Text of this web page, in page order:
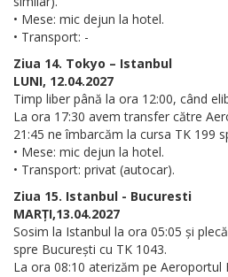
• Mese: mic dejun la hotel.
• Transport: -
Ziua 14. Tokyo – Istanbul
LUNI, 12.04.2027
Timp liber până la ora 12:00, când
La ora 17:30 avem transfer către
21:45 ne îmbarcăm la cursa TK 199
• Mese: mic dejun la hotel.
• Transport: privat (autocar).
Ziua 15. Istanbul - Bucuresti
MARȚI,13.04.2027
Sosim la Istanbul la ora 05:05 și
spre București cu TK 1043.
La ora 08:10 aterizăm pe Aeroportul